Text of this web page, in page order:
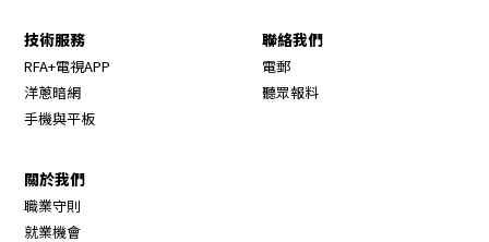
技術服務
RFA+電視APP
洋蔥暗網
手機與平板
聯絡我們
電郵
聽眾報料
關於我們
職業守則
就業機會